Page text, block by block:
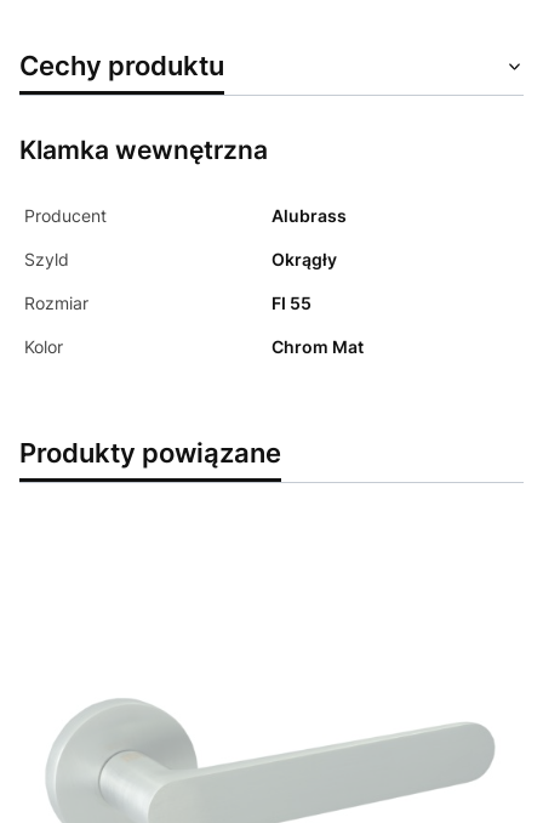
Cechy produktu
Klamka wewnętrzna
Producent Alubrass
Szyld Okrągły
Rozmiar FI 55
Kolor Chrom Mat
Produkty powiązane